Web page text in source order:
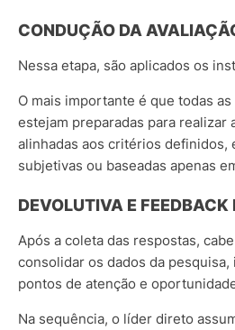
CONDUÇÃO DA
Nessa etapa, são aplicados os
O mais importante é que todas
estejam preparadas para realizar
alinhadas aos critérios definidos,
subjetivas ou baseadas apenas
DEVOLUTIVA E FEEDBACK
Após a coleta das respostas,
consolidar os dados da
pontos de atenção e
Na sequência, o líder direto